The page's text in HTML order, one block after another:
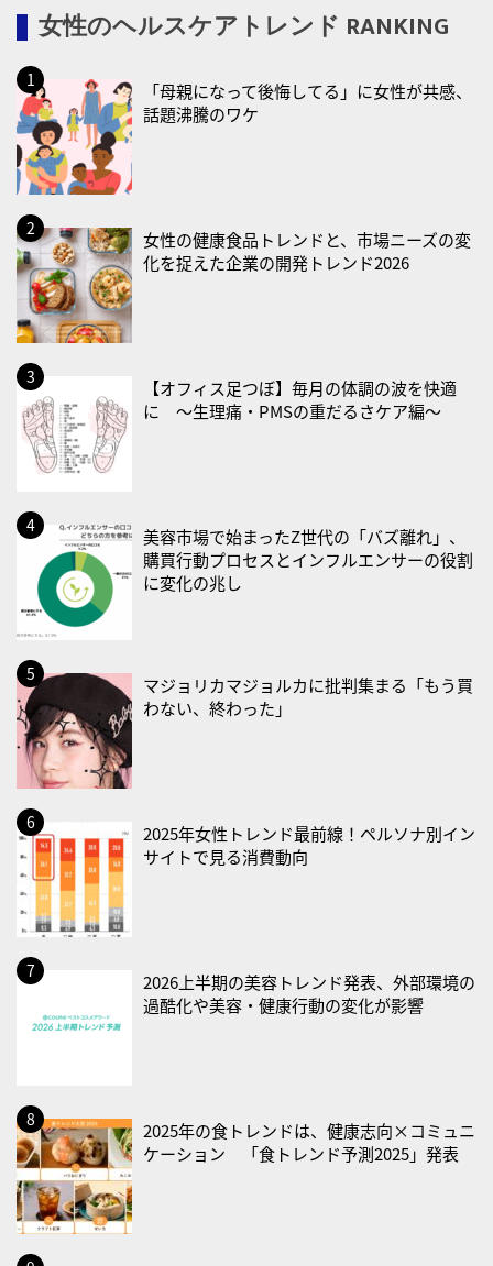
・育児の日
2026/08/13(木)
・一汁三菜の日
2026/08/17(月)
・減塩の日
・防犯の日
2026/08/19(水)
・世界人道デー
・食育の日
2026/08/21(金)
・治療アプリの日
・献血の日
・禁煙の日
2026/08/23(日)
・不眠の日
・乳酸菌の日
2026/08/25(火)
・いたわり肌の日
2026/08/26(水)
・風呂の日
2026/08/29(土)
・筋肉強化の日
2026/08/30(日)
・ＥＰＡの日
2026/08/31(月)
・菜の日
・血管内破砕術（IVL）の日
・世界アルツハイマー月間
・健康増進普及月間
・歯ヂカラ探究月間
・職場の健康診断実施強化月間
・大腸がん検診の日
女性のヘルスケアトレンド RANKING
「母親になって後悔してる」に女性が共感、
話題沸騰のワケ
女性の健康食品トレンドと、市場ニーズの変
化を捉えた企業の開発トレンド2026
【オフィス足つぼ】毎月の体調の波を快適
に 〜生理痛・PMSの重だるさケア編〜
美容市場で始まったZ世代の「バズ離れ」、
購買行動プロセスとインフルエンサーの役割
に変化の兆し
マジョリカマジョルカに批判集まる「もう買
わない、終わった」
2025年女性トレンド最前線！ペルソナ別イン
サイトで見る消費動向
2026上半期の美容トレンド発表、外部環境の
過酷化や美容・健康行動の変化が影響
2025年の食トレンドは、健康志向×コミュニ
ケーション 「食トレンド予測2025」発表